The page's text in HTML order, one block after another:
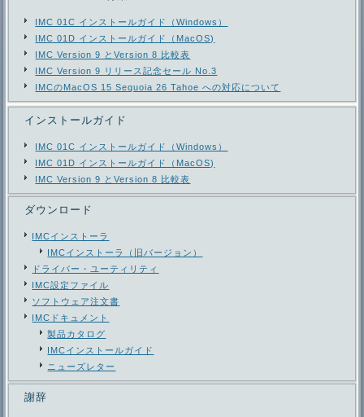
IMC 01C インストールガイド（Windows）
IMC 01D インストールガイド（MacOS)
IMC Version 9 とVersion 8 比較表
IMC Version 9 リリース記念セール No.3
IMCのMacOS 15 Sequoia 26 Tahoe への対応について
インストールガイド
IMC 01C インストールガイド（Windows）
IMC 01D インストールガイド（MacOS)
IMC Version 9 とVersion 8 比較表
ダウンロード
IMCインストーラ
IMCインストーラ（旧バージョン）
ドライバー・ユーティリティ
IMC設定ファイル
ソフトウェア注文書
IMCドキュメント
製品カタログ
IMCインストールガイド
ニューズレター
謝辞